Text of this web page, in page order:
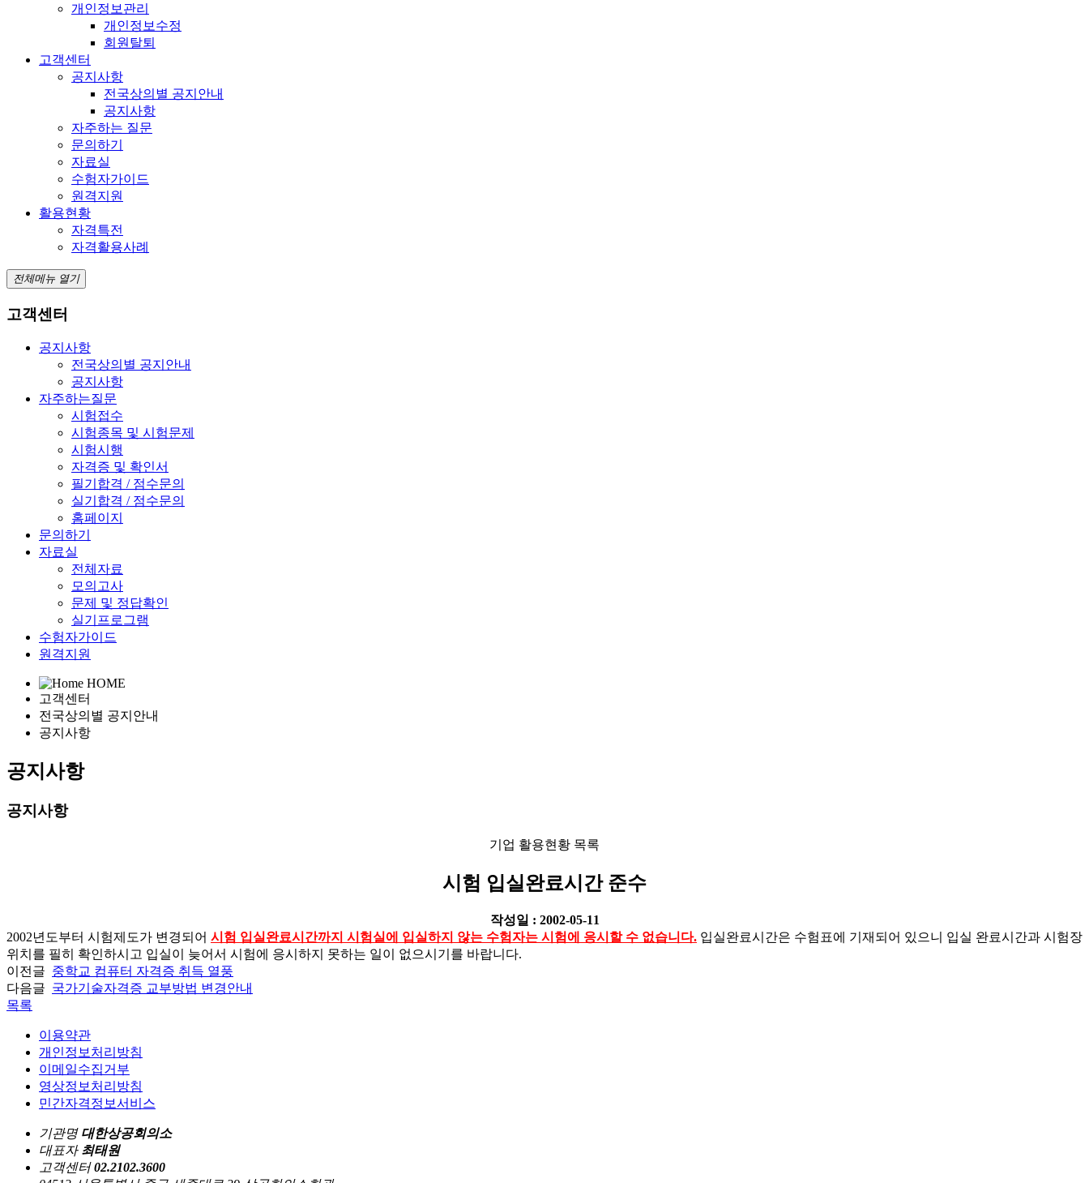
개인정보관리
개인정보수정
회원탈퇴
고객센터
공지사항
전국상의별 공지안내
공지사항
자주하는 질문
문의하기
자료실
수험자가이드
원격지원
활용현황
자격특전
자격활용사례
전체메뉴 열기
고객센터
공지사항
전국상의별 공지안내
공지사항
자주하는질문
시험접수
시험종목 및 시험문제
시험시행
자격증 및 확인서
필기합격 / 점수문의
실기합격 / 점수문의
홈페이지
문의하기
자료실
전체자료
모의고사
문제 및 정답확인
실기프로그램
수험자가이드
원격지원
HOME
고객센터
전국상의별 공지안내
공지사항
공지사항
공지사항
기업 활용현황 목록
시험 입실완료시간 준수
작성일 : 2002-05-11
2002년도부터 시험제도가 변경되어 시험 입실완료시간까지 시험실에 입실하지 않는 수험자는 시험에 응시할 수 없습니다. 입실완료시간은 수험표에 기재되어 있으니 입실 완료시간과 시험장
위치를 필히 확인하시고 입실이 늦어서 시험에 응시하지 못하는 일이 없으시기를 바랍니다.
이전글 중학교 컴퓨터 자격증 취득 열풍
다음글 국가기술자격증 교부방법 변경안내
목록
이용약관
개인정보처리방침
이메일수집거부
영상정보처리방침
민간자격정보서비스
기관명 대한상공회의소
대표자 최태원
고객센터 02.2102.3600